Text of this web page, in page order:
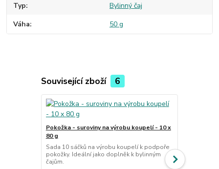
Typ Bylinný čaj
Váha 50 g
Související zboží 6
Pokožka - suroviny na výrobu koupelí - 10 x
80 g
Sada 10 sáčků na výrobu koupelí k podpoře
pokožky. Ideální jako doplněk k bylinným
čajům.
bylinné
organismu.